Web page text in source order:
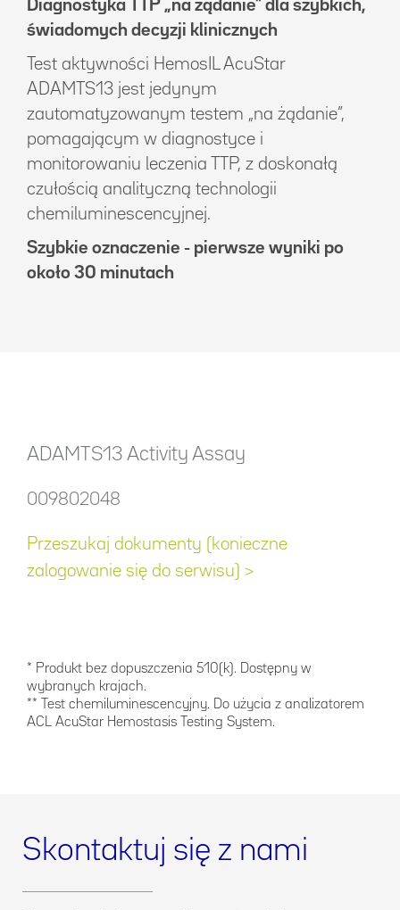
Diagnostyka TTP „na żądanie” dla szybkich,
świadomych decyzji klinicznych
Test aktywności HemosIL AcuStar
ADAMTS13 jest jedynym
zautomatyzowanym testem „na żądanie”,
pomagającym w diagnostyce i
monitorowaniu leczenia TTP, z doskonałą
czułością analityczną technologii
chemiluminescencyjnej.
Szybkie oznaczenie - pierwsze wyniki po
około 30 minutach
ADAMTS13 Activity Assay
009802048
Przeszukaj dokumenty (konieczne
zalogowanie się do serwisu) >
* Produkt bez dopuszczenia 510(k). Dostępny w
wybranych krajach.
** Test chemiluminescencyjny. Do użycia z analizatorem
ACL AcuStar Hemostasis Testing System.
Skontaktuj się z nami